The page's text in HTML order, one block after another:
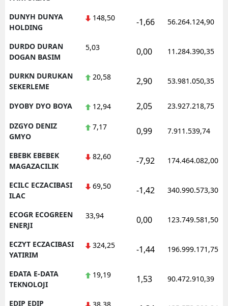
DUNYH DUNYA
HOLDING
148,50 -1,66 56.264.124,90
DURDO DURAN
DOGAN BASIM
5,03 0,00 11.284.390,35
DURKN DURUKAN
SEKERLEME
20,58 2,90 53.981.050,35
DYOBY DYO BOYA 12,94 2,05 23.927.218,75
DZGYO DENIZ
GMYO
7,17 0,99 7.911.539,74
EBEBK EBEBEK
MAGAZACILIK
82,60 -7,92 174.464.082,00
ECILC ECZACIBASI
ILAC
69,50 -1,42 340.990.573,30
ECOGR ECOGREEN
ENERJI
33,94 0,00 123.749.581,50
ECZYT ECZACIBASI
YATIRIM
324,25 -1,44 196.999.171,75
EDATA E-DATA
TEKNOLOJI
19,19 1,53 90.472.910,39
EDIP EDIP